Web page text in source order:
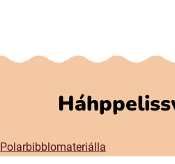
Polarbibblomateriálla